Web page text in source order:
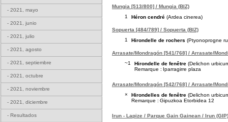
- 2021, mayo
- 2021, junio
- 2021, julio
- 2021, agosto
- 2021, septiembre
- 2021, octubre
- 2021, noviembre
- 2021, diciembre
- Resultados
Mungia [513/800] / Mungia (BIZ)
1
Héron cendré (Ardea cinerea)
Sopuerta [484/789] / Sopuerta (BIZ)
1
Hirondelle de rochers (Ptyonoprogne
Arrasate/Mondragón [541/768] / Arrasate/
~1
Hirondelle de fenêtre (Delichon
Remarque : Iparragirre plaza
Arrasate/Mondragón [542/768] / Arrasate/
×
Hirondelles de fenêtre (Delichon
Remarque : Gipuzkoa Etorbidea 12
Irun - Lapize / Parque Gain Gainean / Irun (GIP)